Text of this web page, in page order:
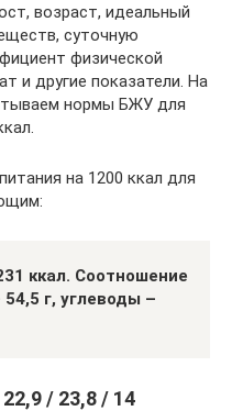
возраст, идеальный
суточную
физической
и другие показатели. На
нормы БЖУ для
на 1200 ккал для
ккал. Соотношение
г, углеводы –
/ 23,8 / 14